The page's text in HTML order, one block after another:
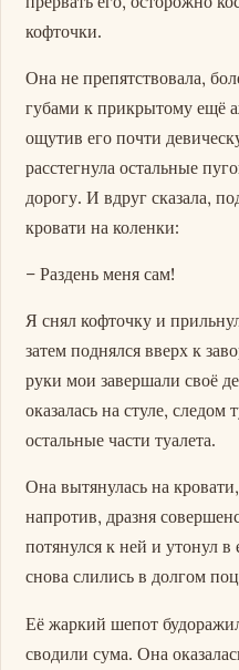
кофточки.
Она не препятствовала,
губами к прикрытому ещё
ощутив его почти
расстегнула остальные
дорогу. И вдруг сказала,
кровати на коленки:
– Раздень меня сам!
Я снял кофточку и
затем поднялся вверх к
руки мои завершали своё
оказалась на стуле, следом
остальные части туалета.
Она вытянулась на
напротив, дразня
потянулся к ней и утонул
снова слились в долгом
Её жаркий шепот
сводили сума. Она